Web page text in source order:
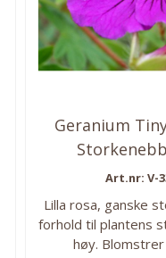
Geranium
Art.nr: V-
Lilla rosa, ganske
forhold til plantens
høy.